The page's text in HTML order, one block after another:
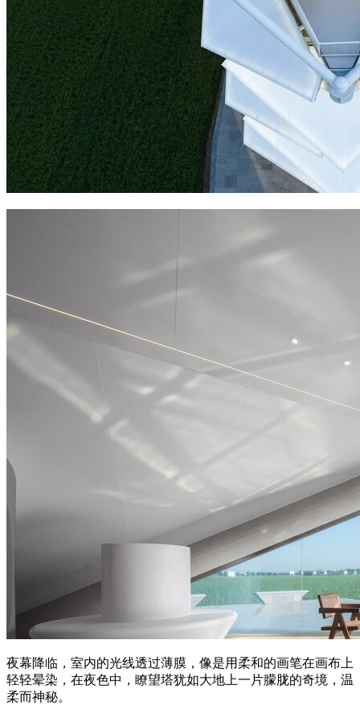
夜幕降临，室内的光线透过薄膜，像是用柔和的画笔在画布上
轻轻晕染，在夜色中，瞭望塔犹如大地上一片朦胧的奇境，温
柔而神秘。